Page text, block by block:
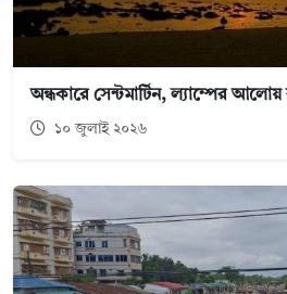
অন্ধকারে সেন্টমার্টিন, ল্যাম্পের আলোয়
১০ জুলাই ২০২৬